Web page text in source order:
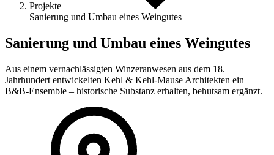
Projekte
Sanierung und Umbau eines Weingutes
Sanierung und Umbau eines Weingutes
Aus einem vernachlässigten Winzeranwesen aus dem 18.
Jahrhundert entwickelten Kehl & Kehl-Mause Architekten ein
B&B-Ensemble – historische Substanz erhalten, behutsam ergänzt.